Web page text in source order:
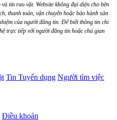
tin rao vặt. Website không đại diện cho bên
thanh toán, vận chuyển hoặc bảo hành sản
của người đăng tin. Để biết thông tin chi
trực tiếp với người đăng tin hoặc chủ gian
Tin Tuyển dụng Người tìm việc
Điều khoản